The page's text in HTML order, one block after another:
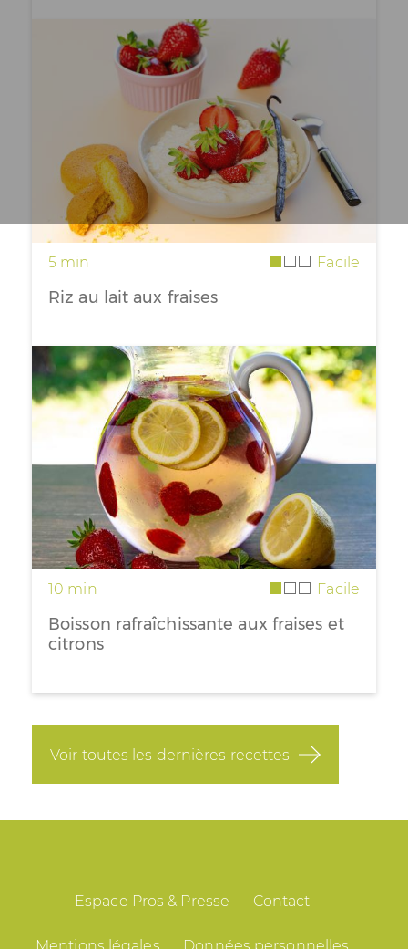
5 min Facile
Riz au lait aux fraises
10 min Facile
Boisson rafraîchissante aux fraises et
citrons
Voir toutes les dernières recettes
Espace Pros & Presse Contact